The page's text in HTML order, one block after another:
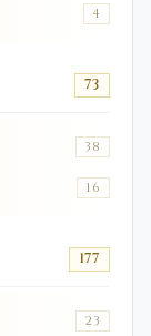
4
73
38
16
177
23